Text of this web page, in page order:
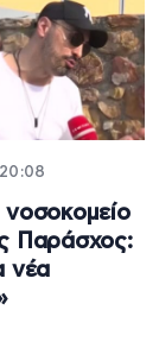
Παράσχος:
νέα